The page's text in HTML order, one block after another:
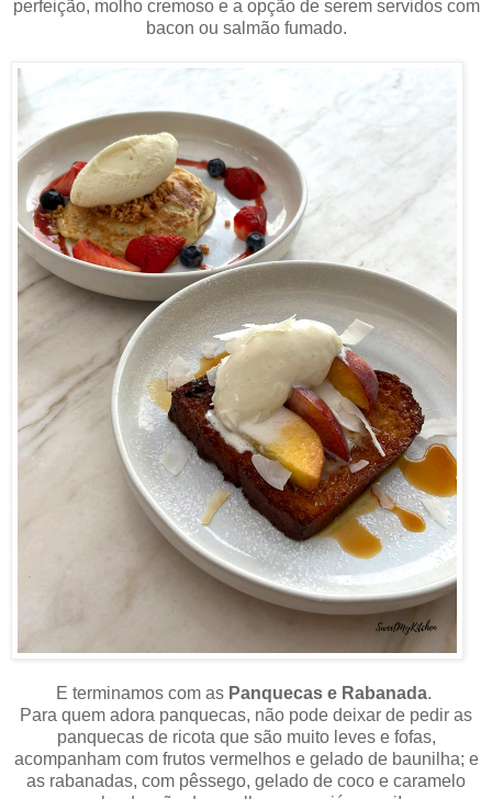
perfeição, molho cremoso e a opção de serem servidos com
bacon ou salmão fumado.
E terminamos com as Panquecas e Rabanada.
Para quem adora panquecas, não pode deixar de pedir as
panquecas de ricota que são muito leves e fofas,
acompanham com frutos vermelhos e gelado de baunilha; e
as rabanadas, com pêssego, gelado de coco e caramelo